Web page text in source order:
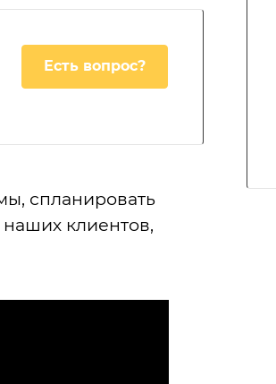
Есть вопрос?
спланировать
клиентов,